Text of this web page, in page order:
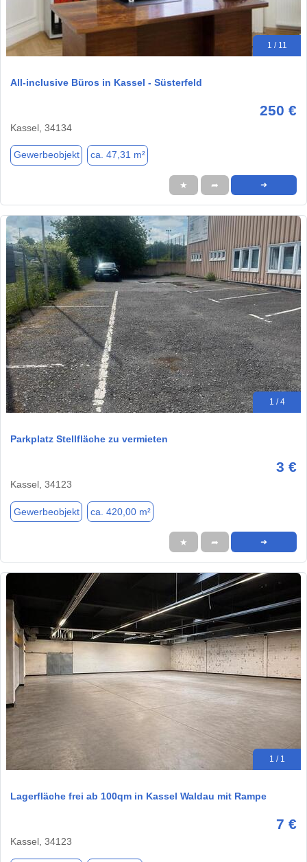
1 / 11
All-inclusive Büros in Kassel - Süsterfeld
250 €
Kassel, 34134
Gewerbeobjekt ca. 47,31 m²
★ ➦ ➜
1 / 4
Parkplatz Stellfläche zu vermieten
3 €
Kassel, 34123
Gewerbeobjekt ca. 420,00 m²
★ ➦ ➜
1 / 1
Lagerfläche frei ab 100qm in Kassel Waldau mit Rampe
7 €
Kassel, 34123